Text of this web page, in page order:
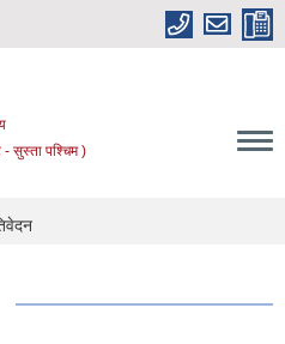
- सुस्ता पश्चिम )